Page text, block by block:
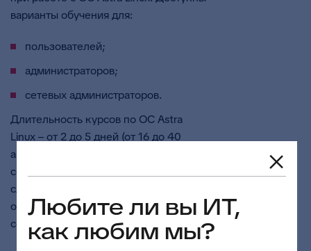
варианты обучения для:
пользователей;
администраторов;
сетевых администраторов.
Длительность курсов по ОС Astra
Linux – от 2 до 5 дней (от 16 до 40
академических часов
соответственно). По окончании
слушателям выдается удостоверение
о повышении квалификации и
сертификат вендорского образца.
Любите ли вы ИТ,
как любим мы?